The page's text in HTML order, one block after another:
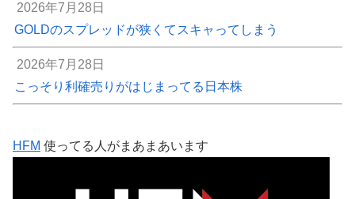
2026年7月28日
GOLDのスプレッドが狭くてスキャってしまう
2026年7月28日
こっそり利確売りがはじまってる日本株
HFM 使ってる人がまあまあいます